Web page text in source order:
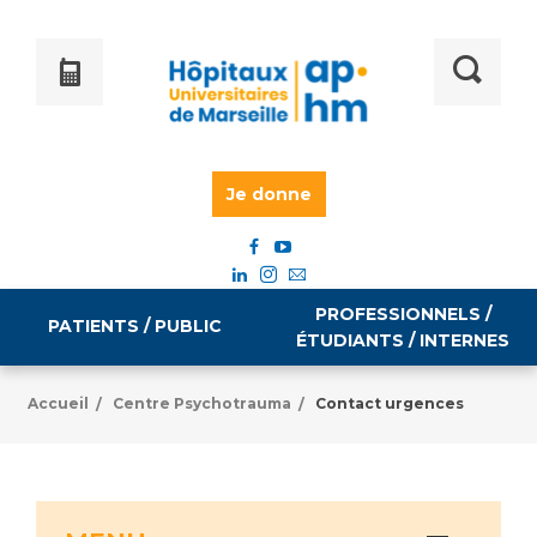
Je donne
PATIENTS / PUBLIC
Accès à votre dossier médical
PROFESSIONNELS /
ÉTUDIANTS / INTERNES
Emploi / formation
Accueil / Centre Psychotrauma / Contact urgences